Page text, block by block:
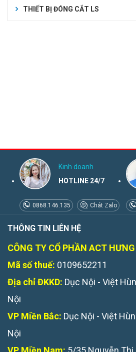
THIẾT BỊ ĐÓNG CẮT LS
Kinh doanh
HOTLINE 24/7
0868.146.135 Chát Zalo
THÔNG TIN LIÊN HỆ
CÔNG TY CỔ PHẦN ACT
Mã số thuế: 0109652211
Địa chỉ ĐKKD: Dục Nội - Việt
Nội
VP Miền Bắc: Dục Nội - Việt
Nội